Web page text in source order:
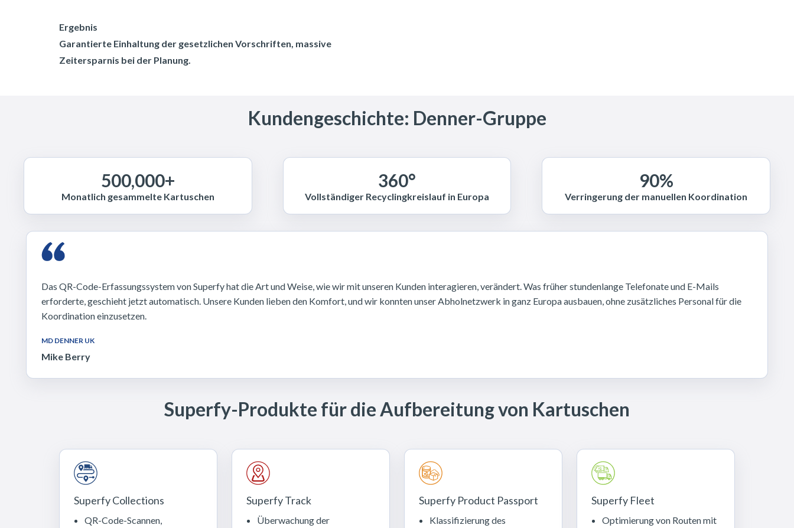
Ergebnis
Garantierte Einhaltung der gesetzlichen Vorschriften, massive
Zeitersparnis bei der Planung.
Kundengeschichte: Denner-Gruppe
500,000+
Monatlich gesammelte Kartuschen
360°
Vollständiger Recyclingkreislauf in Europa
90%
Verringerung der manuellen Koordination
Das QR-Code-Erfassungssystem von Superfy hat die Art und Weise, wie wir mit unseren Kunden interagieren, verändert. Was früher stundenlange Telefonate und E-Mails
erforderte, geschieht jetzt automatisch. Unsere Kunden lieben den Komfort, und wir konnten unser Abholnetzwerk in ganz Europa ausbauen, ohne zusätzliches Personal für die
Koordination einzusetzen.
MD DENNER UK
Mike Berry
Superfy-Produkte für die Aufbereitung von Kartuschen
Superfy Collections
QR-Code-Scannen,
Superfy Track
Überwachung der
Superfy Product Passport
Klassifizierung des
Superfy Fleet
Optimierung von Routen mit